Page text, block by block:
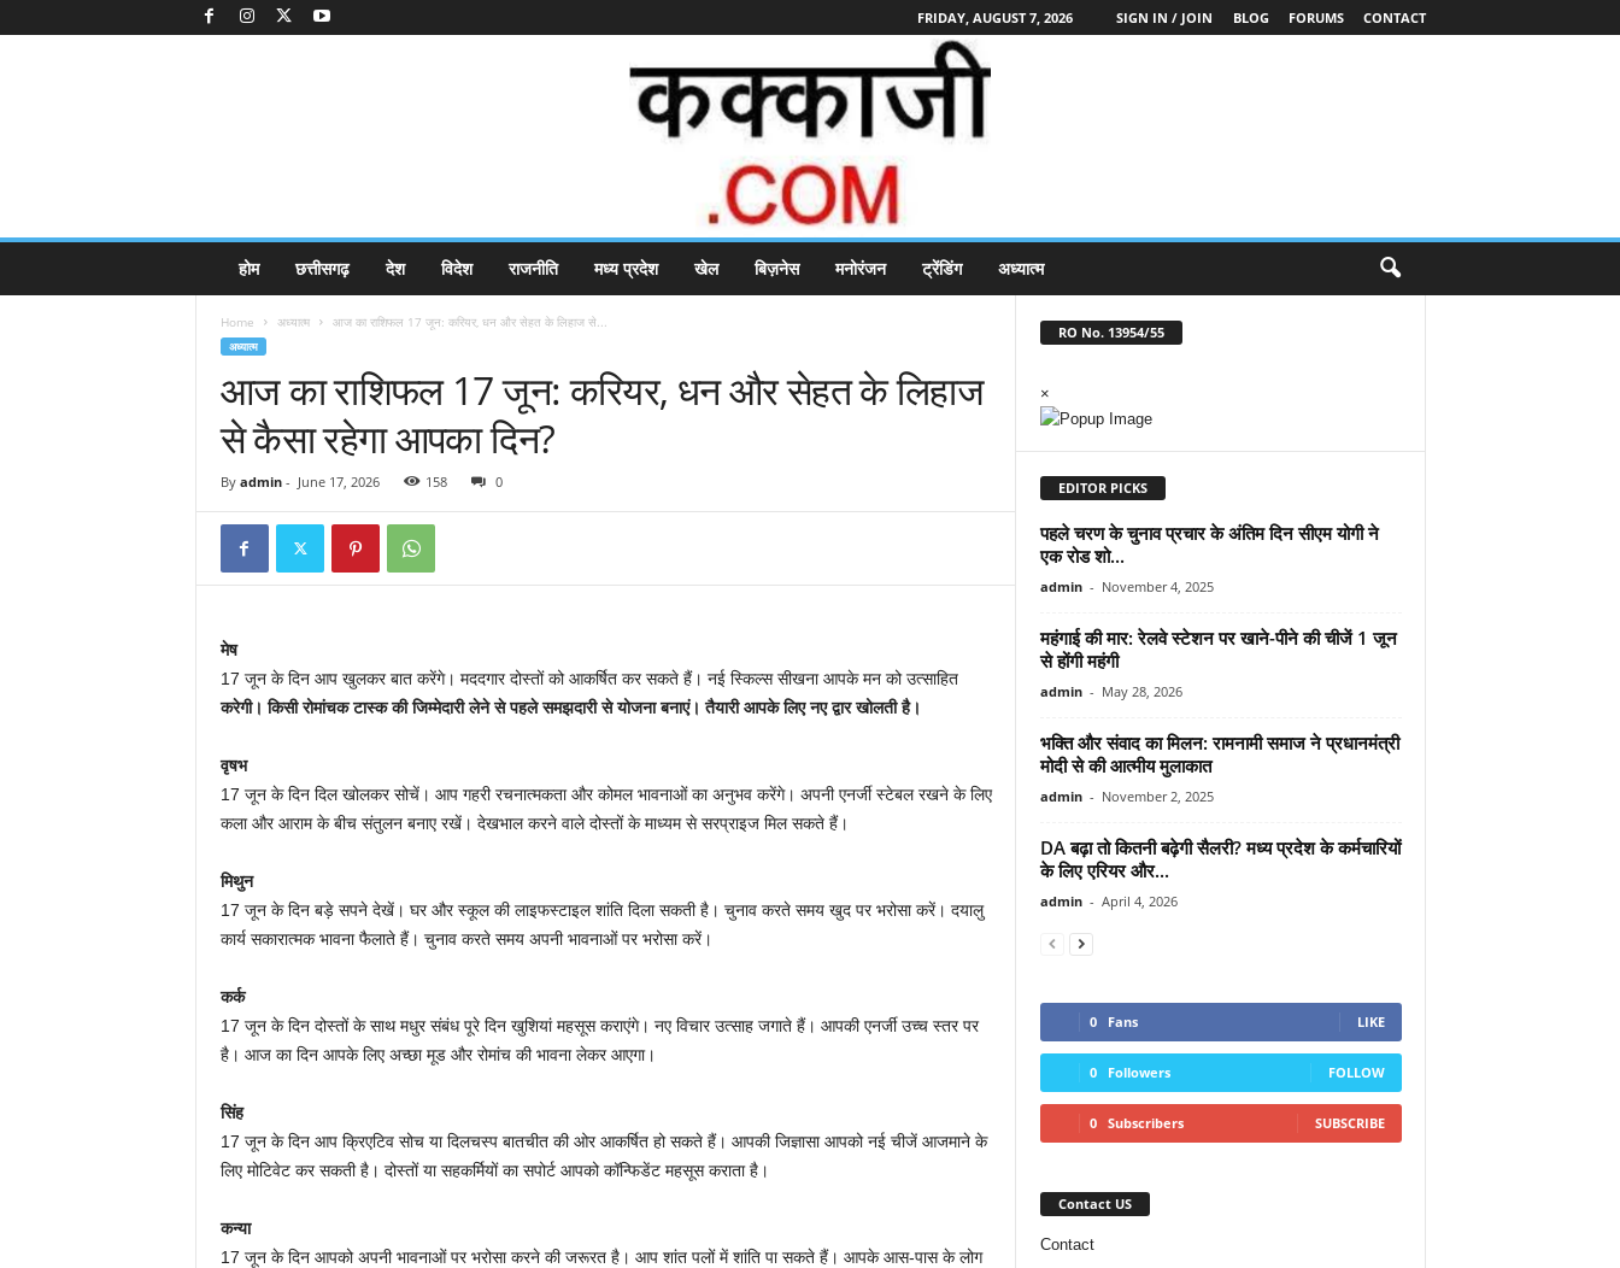
FRIDAY, AUGUST 7, 2026 SIGN IN / JOIN BLOG FORUMS CONTACT
k
होम छत्तीसगढ़ देश विदेश राजनीति मध्य प्रदेश खेल बिज़नेस मनोरंजन ट्रेंडिंग अध्यात्म
Home अध्यात्म आज का राशिफल 17 जून: करियर, धन और सेहत के लिहाज से...
अध्यात्म
आज का राशिफल 17 जून: करियर, धन और सेहत के लिहाज
से कैसा रहेगा आपका दिन?
By admin- June 17, 2026 158 0
मेष
17 जून के दिन आप खुलकर बात करेंगे। मददगार दोस्तों को आकर्षित कर सकते हैं। नई स्किल्स सीखना आपके मन को उत्साहित
करेगी। किसी रोमांचक टास्क की जिम्मेदारी लेने से पहले समझदारी से योजना बनाएं। तैयारी आपके लिए नए द्वार खोलती है।
वृषभ
17 जून के दिन दिल खोलकर सोचें। आप गहरी रचनात्मकता और कोमल भावनाओं का अनुभव करेंगे। अपनी एनर्जी स्टेबल रखने के लिए
कला और आराम के बीच संतुलन बनाए रखें। देखभाल करने वाले दोस्तों के माध्यम से सरप्राइज मिल सकते हैं।
मिथुन
17 जून के दिन बड़े सपने देखें। घर और स्कूल की लाइफस्टाइल शांति दिला सकती है। चुनाव करते समय खुद पर भरोसा करें। दयालु
कार्य सकारात्मक भावना फैलाते हैं। चुनाव करते समय अपनी भावनाओं पर भरोसा करें।
कर्क
17 जून के दिन दोस्तों के साथ मधुर संबंध पूरे दिन खुशियां महसूस कराएंगे। नए विचार उत्साह जगाते हैं। आपकी एनर्जी उच्च स्तर पर
है। आज का दिन आपके लिए अच्छा मूड और रोमांच की भावना लेकर आएगा।
सिंह
17 जून के दिन आप क्रिएटिव सोच या दिलचस्प बातचीत की ओर आकर्षित हो सकते हैं। आपकी जिज्ञासा आपको नई चीजें आजमाने के
लिए मोटिवेट कर सकती है। दोस्तों या सहकर्मियों का सपोर्ट आपको कॉन्फिडेंट महसूस कराता है।
कन्या
17 जून के दिन आपको अपनी भावनाओं पर भरोसा करने की जरूरत है। आप शांत पलों में शांति पा सकते हैं। आपके आस-पास के लोग
RO No. 13954/55
×
EDITOR PICKS
पहले चरण के चुनाव प्रचार के अंतिम दिन सीएम योगी ने
एक रोड शो...
admin - November 4, 2025
महंगाई की मार: रेलवे स्टेशन पर खाने-पीने की चीजें 1 जून
से होंगी महंगी
admin - May 28, 2026
भक्ति और संवाद का मिलन: रामनामी समाज ने प्रधानमंत्री
मोदी से की आत्मीय मुलाकात
admin - November 2, 2025
DA बढ़ा तो कितनी बढ़ेगी सैलरी? मध्य प्रदेश के कर्मचारियों
के लिए एरियर और...
admin - April 4, 2026
0 Fans LIKE
0 Followers FOLLOW
0 Subscribers SUBSCRIBE
Contact US
Contact